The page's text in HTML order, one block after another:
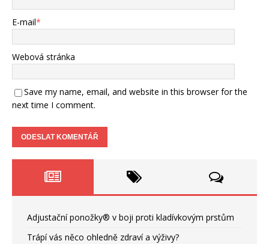
E-mail*
Webová stránka
Save my name, email, and website in this browser for the
next time I comment.
Adjustační ponožky® v boji proti kladívkovým prstům
Trápí vás něco ohledně zdraví a výživy?